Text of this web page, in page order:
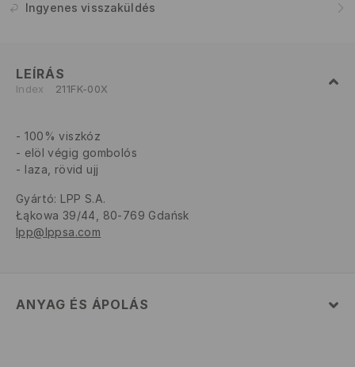
Ingyenes visszaküldés
LEÍRÁS
Index 211FK-00X
100% viszkóz
elöl végig gombolós
laza, rövid ujj
Gyártó: LPP S.A.
Łąkowa 39/44, 80-769 Gdańsk
lpp@lppsa.com
ANYAG ÉS ÁPOLÁS